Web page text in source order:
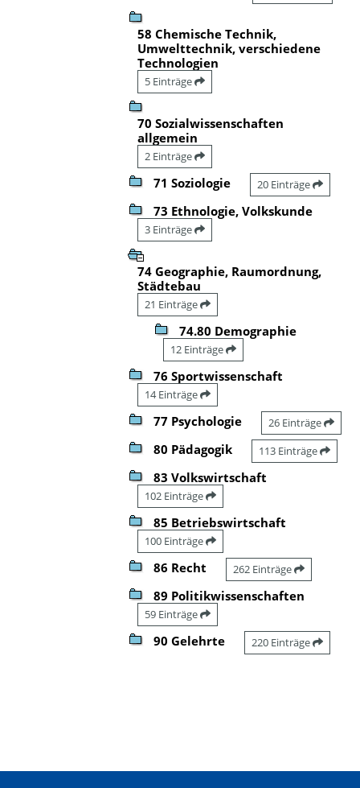
58 Chemische Technik,
Umwelttechnik, verschiedene
Technologien
5 Einträge
70 Sozialwissenschaften
allgemein
2 Einträge
71 Soziologie 20 Einträge
73 Ethnologie, Volkskunde
3 Einträge
74 Geographie, Raumordnung,
Städtebau
21 Einträge
74.80 Demographie
12 Einträge
76 Sportwissenschaft
14 Einträge
77 Psychologie 26 Einträge
80 Pädagogik 113 Einträge
83 Volkswirtschaft
102 Einträge
85 Betriebswirtschaft
100 Einträge
86 Recht 262 Einträge
89 Politikwissenschaften
59 Einträge
90 Gelehrte 220 Einträge